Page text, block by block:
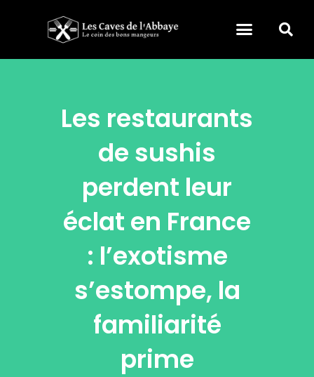
Les restaurants
de sushis
perdent leur
éclat en France
: l’exotisme
s’estompe, la
familiarité
prime